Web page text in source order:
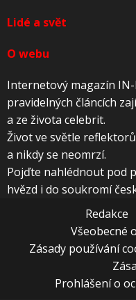
Lidé a svět
O webu
Internetový magazín
pravidelných článcích
a ze života celebrit.
Život ve světle
a nikdy se neomrzí.
Pojďte nahlédnout pod
hvězd i do soukromí
Redakce
Všeobecné
Zásady používání
Prohlášení o